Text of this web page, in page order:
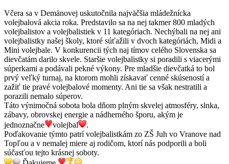
Včera sa v Demänovej uskutočnila najväčšia mládežnícka
volejbalová akcia roka. Predstavilo sa na nej takmer 800 mladých
volejbalistov a volejbalistiek v 11 kategóriach. Nechýbali na nej ani
volejbalistky našej školy, ktoré súťažili v dvoch kategóriách, Midi a
Mini volejbale. V konkurencii tých naj tímov celého Slovenska sa
dievčatám darilo skvele. Staršie volejbalistky si poradili s viacerými
súperkami a podávali pekné výkony. Pre mladšie dievčatká to bol
prvý veľký turnaj, na ktorom mohli získavať cenné skúseností a
zažiť tie pravé volejbalové momenty. Ani tie sa však nestratili a
porazili nemalo súperov.
Táto výnimočná sobota bola dňom plným skvelej atmosféry, slnka,
zábavy, obrovskej energie a nádherného šporu, akým je
jednoznačne
volejbal
.
Poďakovanie týmto patrí volejbalistkám zo ZŠ Juh vo Vranove nad
Topľou a v nemalej miere aj rodičom, ktorí nás podporili a boli
súčasťou tejto krásnej soboty.